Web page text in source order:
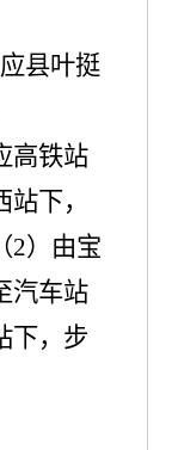
县叶挺
高铁站
下，
2）由宝
汽车站
下，步